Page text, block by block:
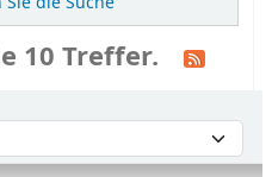
10 Treffer.